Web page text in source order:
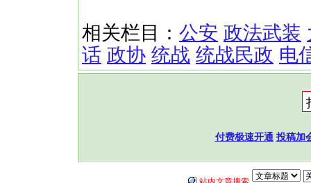
相关栏目： 公安 政法武装
话 政协 统战 统战民政 电
付费极速开通 投稿加